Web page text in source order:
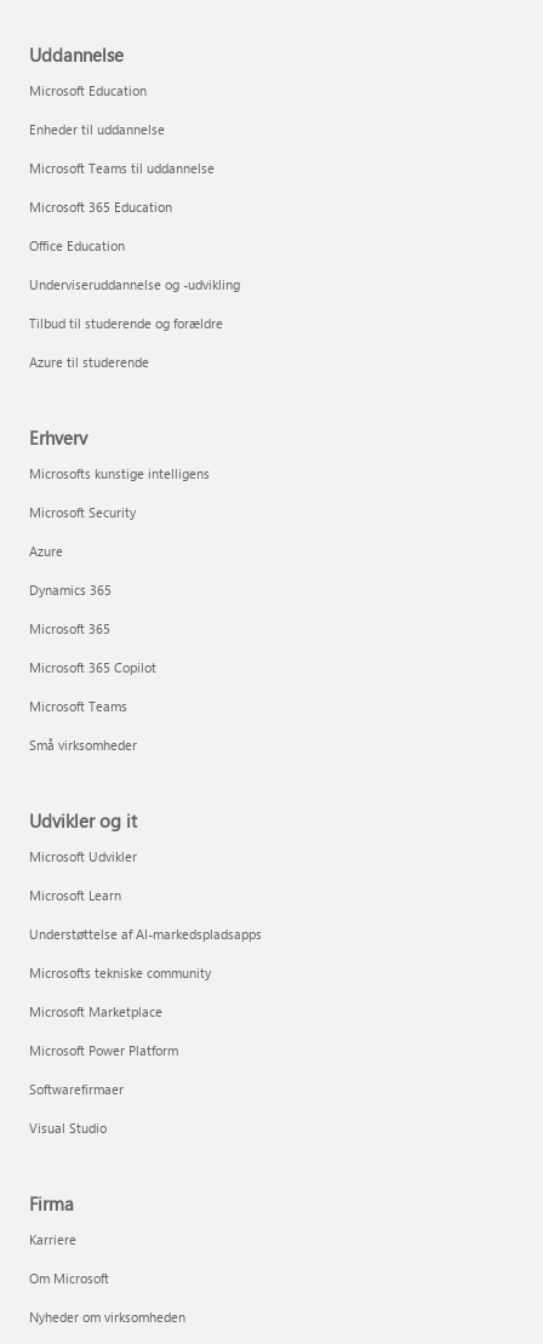
Uddannelse
Microsoft Education
Enheder til uddannelse
Microsoft Teams til uddannelse
Microsoft 365 Education
Office Education
Underviseruddannelse og -udvikling
Tilbud til studerende og forældre
Azure til studerende
Erhverv
Microsofts kunstige intelligens
Microsoft Security
Azure
Dynamics 365
Microsoft 365
Microsoft 365 Copilot
Microsoft Teams
Små virksomheder
Udvikler og it
Microsoft Udvikler
Microsoft Learn
Understøttelse af AI-markedspladsapps
Microsofts tekniske community
Microsoft Marketplace
Microsoft Power Platform
Softwarefirmaer
Visual Studio
Firma
Karriere
Om Microsoft
Nyheder om virksomheden